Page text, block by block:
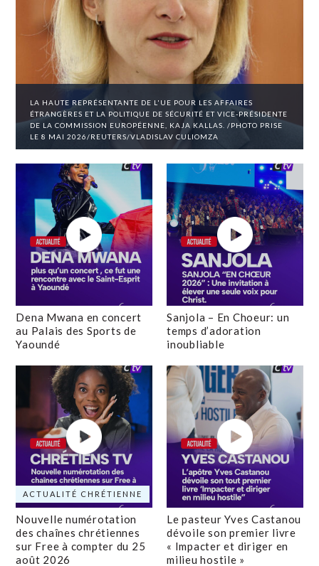
LA HAUTE REPRÉSENTANTE DE L'UE POUR LES AFFAIRES
ÉTRANGÈRES ET LA POLITIQUE DE SÉCURITÉ ET VICE-PRÉSIDENTE
DE LA COMMISSION EUROPÉENNE, KAJA KALLAS. /PHOTO PRISE
LE 8 MAI 2026/REUTERS/VLADISLAV CULIOMZA
Dena Mwana en concert
au Palais des Sports de
Yaoundé
Sanjola – En Choeur: un
temps d’adoration
inoubliable
ACTUALITÉ CHRÉTIENNE
Nouvelle numérotation
des chaînes chrétiennes
sur Free à compter du 25
août 2026
Le pasteur Yves Castanou
dévoile son premier livre
« Impacter et diriger en
milieu hostile »